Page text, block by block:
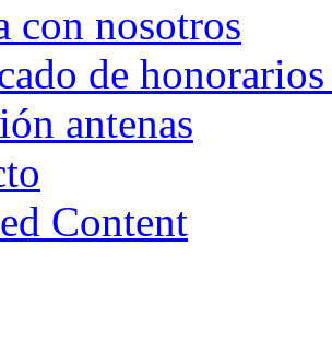
con nosotros
de
antenas
Content